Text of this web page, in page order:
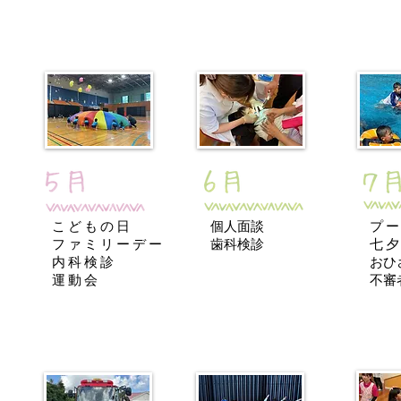
こどもの日
​ファミリーデー
内科検診
運動会
個人面談
​歯科検診
プ
七夕
おひ
不審